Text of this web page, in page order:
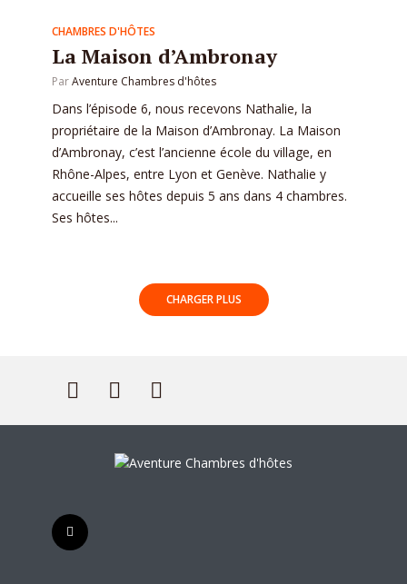
CHAMBRES D'HÔTES
La Maison d’Ambronay
ParAventure Chambres d'hôtes
Dans l’épisode 6, nous recevons Nathalie, la
propriétaire de la Maison d’Ambronay. La Maison
d’Ambronay, c’est l’ancienne école du village, en
Rhône-Alpes, entre Lyon et Genève. Nathalie y
accueille ses hôtes depuis 5 ans dans 4 chambres.
Ses hôtes...
CHARGER PLUS